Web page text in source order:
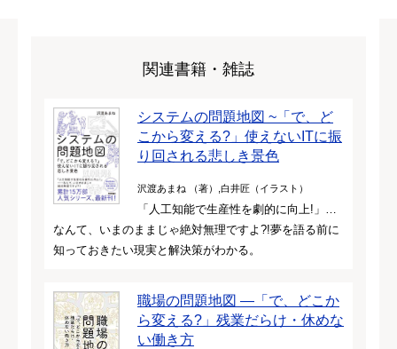
関連書籍・雑誌
システムの問題地図 ~「で、ど
こから変える?」使えないITに振
り回される悲しき景色
沢渡あまね （著）,白井匠（イラスト）
「人工知能で生産性を劇的に向上!」…
なんて、いまのままじゃ絶対無理ですよ?!夢を語る前に
知っておきたい現実と解決策がわかる。
職場の問題地図 ―「で、どこか
ら変える?」残業だらけ・休めな
い働き方